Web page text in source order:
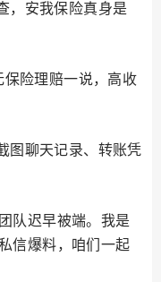
，安我保险真身是
保险理赔一说，高收
图聊天记录、转账凭
队迟早被端。我是
信爆料，咱们一起